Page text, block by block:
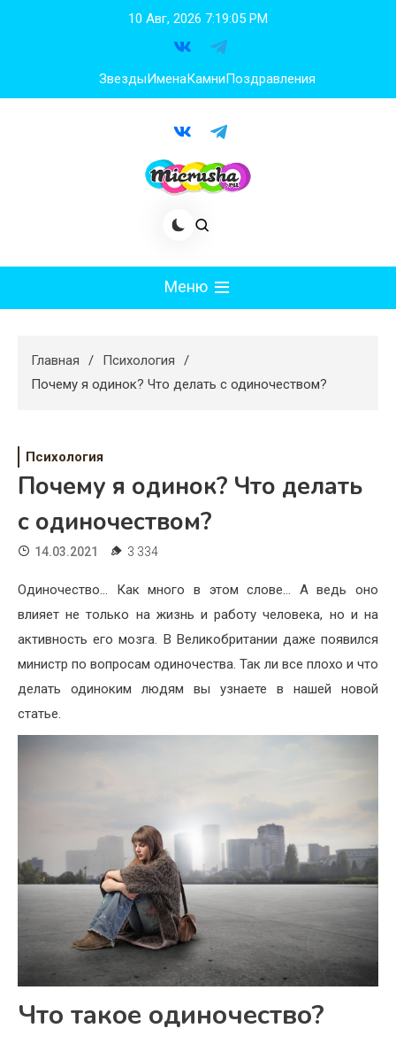
10 Авг, 2026 7:19:06 PM
ЗвездыИменаКамниПоздравления
Меню
Худеем
Свадьба
Дом
Жизнь
Хобби
Недвижимость
Главная
Психология
Почему я одинок? Что делать с одиночеством?
Психология
Почему я одинок? Что делать
с одиночеством?
14.03.2021 3 334
Одиночество… Как много в этом слове… А ведь оно
влияет не только на жизнь и работу человека, но и на
активность его мозга. В Великобритании даже появился
министр по вопросам одиночества. Так ли все плохо и что
делать одиноким людям вы узнаете в нашей новой
статье.
Что такое одиночество?